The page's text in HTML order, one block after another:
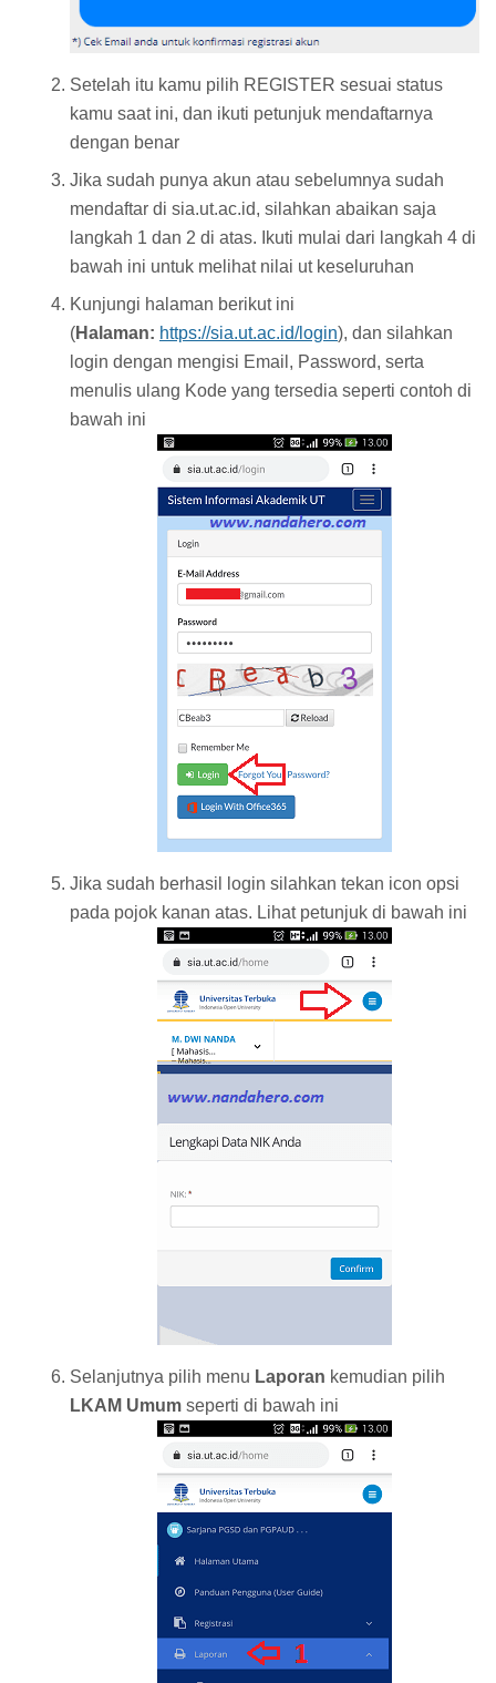
Setelah itu kamu pilih REGISTER sesuai status
kamu saat ini, dan ikuti petunjuk mendaftarnya
dengan benar
Jika sudah punya akun atau sebelumnya sudah
mendaftar di sia.ut.ac.id, silahkan abaikan saja
langkah 1 dan 2 di atas. Ikuti mulai dari langkah 4 di
bawah ini untuk melihat nilai ut keseluruhan
Kunjungi halaman berikut ini
(Halaman: https://sia.ut.ac.id/login), dan silahkan
login dengan mengisi Email, Password, serta
menulis ulang Kode yang tersedia seperti contoh di
bawah ini
Jika sudah berhasil login silahkan tekan icon opsi
pada pojok kanan atas. Lihat petunjuk di bawah ini
Selanjutnya pilih menu Laporan kemudian pilih
LKAM Umum seperti di bawah ini